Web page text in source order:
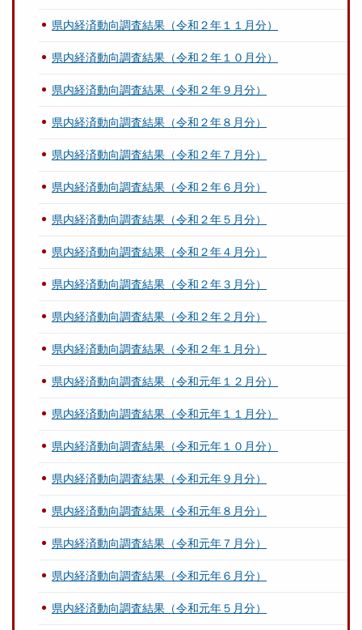
県内経済動向調査結果（令和２年１１月分）
県内経済動向調査結果（令和２年１０月分）
県内経済動向調査結果（令和２年９月分）
県内経済動向調査結果（令和２年８月分）
県内経済動向調査結果（令和２年７月分）
県内経済動向調査結果（令和２年６月分）
県内経済動向調査結果（令和２年５月分）
県内経済動向調査結果（令和２年４月分）
県内経済動向調査結果（令和２年３月分）
県内経済動向調査結果（令和２年２月分）
県内経済動向調査結果（令和２年１月分）
県内経済動向調査結果（令和元年１２月分）
県内経済動向調査結果（令和元年１１月分）
県内経済動向調査結果（令和元年１０月分）
県内経済動向調査結果（令和元年９月分）
県内経済動向調査結果（令和元年８月分）
県内経済動向調査結果（令和元年７月分）
県内経済動向調査結果（令和元年６月分）
県内経済動向調査結果（令和元年５月分）